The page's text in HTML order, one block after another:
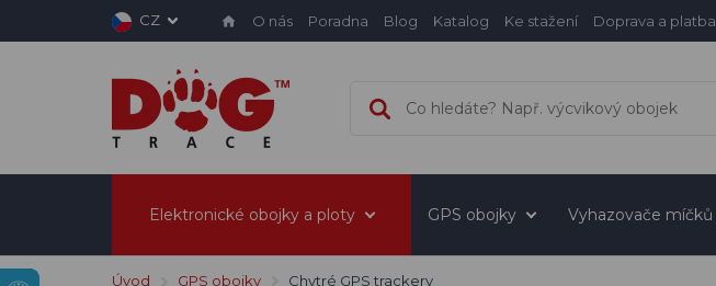
CZ O nás Poradna Blog Katalog Ke stažení Doprava a platba
Elektronické obojky a ploty GPS obojky Vyhazovače míčků
Úvod GPS obojky Chytré GPS trackery